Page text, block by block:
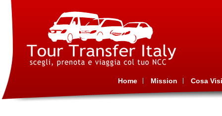
Home Mission Cosa